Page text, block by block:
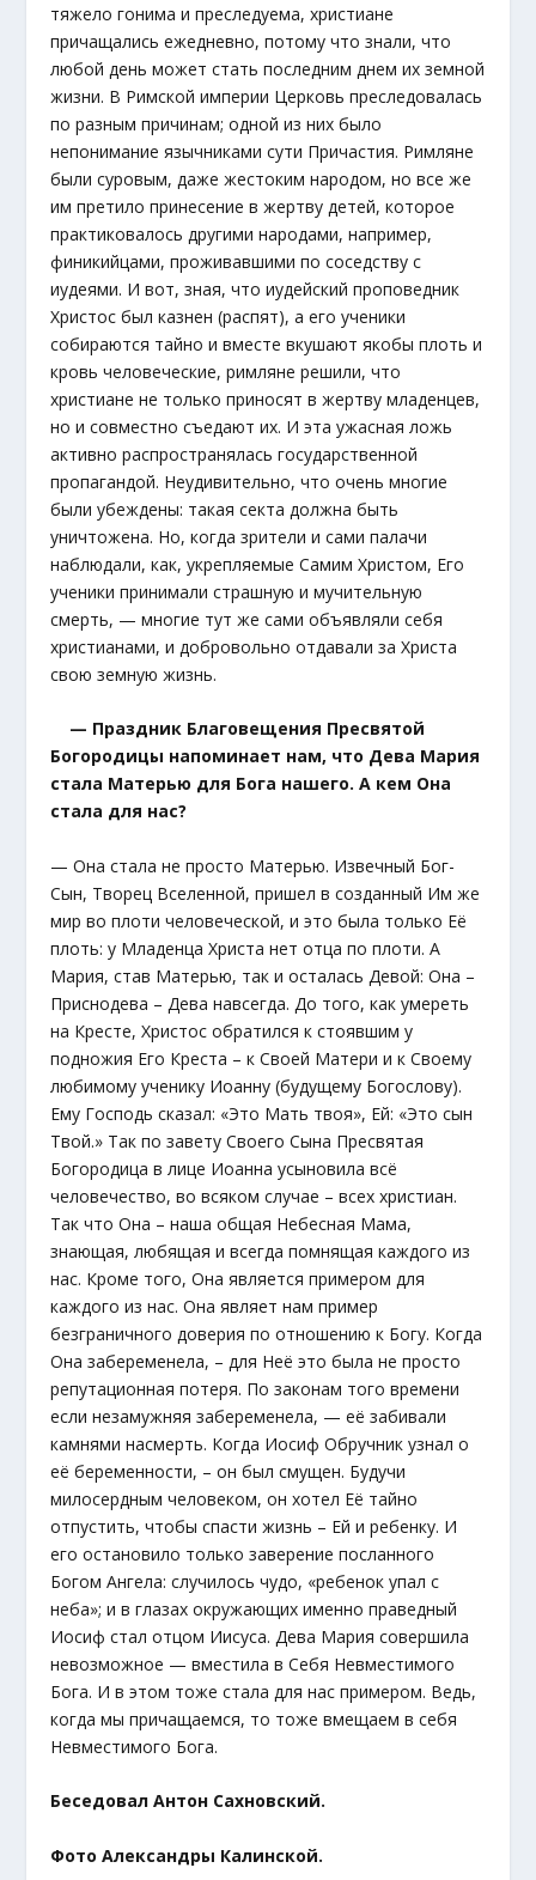
тяжело гонима и преследуема, христиане
причащались ежедневно, потому что знали, что
любой день может стать последним днем их земной
жизни. В Римской империи Церковь преследовалась
по разным причинам; одной из них было
непонимание язычниками сути Причастия. Римляне
были суровым, даже жестоким народом, но все же
им претило принесение в жертву детей, которое
практиковалось другими народами, например,
финикийцами, проживавшими по соседству с
иудеями. И вот, зная, что иудейский проповедник
Христос был казнен (распят), а его ученики
собираются тайно и вместе вкушают якобы плоть и
кровь человеческие, римляне решили, что
христиане не только приносят в жертву младенцев,
но и совместно съедают их. И эта ужасная ложь
активно распространялась государственной
пропагандой. Неудивительно, что очень многие
были убеждены: такая секта должна быть
уничтожена. Но, когда зрители и сами палачи
наблюдали, как, укрепляемые Самим Христом, Его
ученики принимали страшную и мучительную
смерть, — многие тут же сами объявляли себя
христианами, и добровольно отдавали за Христа
свою земную жизнь.
— Праздник Благовещения Пресвятой
Богородицы напоминает нам, что Дева Мария
стала Матерью для Бога нашего. А кем Она
стала для нас?
— Она стала не просто Матерью. Извечный Бог-
Сын, Творец Вселенной, пришел в созданный Им же
мир во плоти человеческой, и это была только Её
плоть: у Младенца Христа нет отца по плоти. А
Мария, став Матерью, так и осталась Девой: Она –
Приснодева – Дева навсегда. До того, как умереть
на Кресте, Христос обратился к стоявшим у
подножия Его Креста – к Своей Матери и к Своему
любимому ученику Иоанну (будущему Богослову).
Ему Господь сказал: «Это Мать твоя», Ей: «Это сын
Твой.» Так по завету Своего Сына Пресвятая
Богородица в лице Иоанна усыновила всё
человечество, во всяком случае – всех христиан.
Так что Она – наша общая Небесная Мама,
знающая, любящая и всегда помнящая каждого из
нас. Кроме того, Она является примером для
каждого из нас. Она являет нам пример
безграничного доверия по отношению к Богу. Когда
Она забеременела, – для Неё это была не просто
репутационная потеря. По законам того времени
если незамужняя забеременела, — её забивали
камнями насмерть. Когда Иосиф Обручник узнал о
её беременности, – он был смущен. Будучи
милосердным человеком, он хотел Её тайно
отпустить, чтобы спасти жизнь – Ей и ребенку. И
его остановило только заверение посланного
Богом Ангела: случилось чудо, «ребенок упал с
неба»; и в глазах окружающих именно праведный
Иосиф стал отцом Иисуса. Дева Мария совершила
невозможное — вместила в Себя Невместимого
Бога. И в этом тоже стала для нас примером. Ведь,
когда мы причащаемся, то тоже вмещаем в себя
Невместимого Бога.
Беседовал Антон Сахновский.
Фото Александры Калинской.